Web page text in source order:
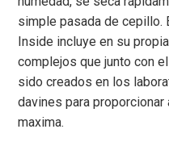
simple pasada de cepillo.
Inside incluye en su
complejos que junto con
sido creados en los
davines para proporcionar
maxima.